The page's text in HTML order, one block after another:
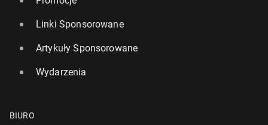
Linki Sponsorowane
Artykuły Sponsorowane
Wydarzenia
BIURO